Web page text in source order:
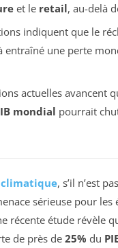
et le retail, au-delà
indiquent que le
entraîné une perte
actuelles avancent
mondial pourrait
, s’il n’est
sérieuse pour les
récente étude révèle
de près de 25% du